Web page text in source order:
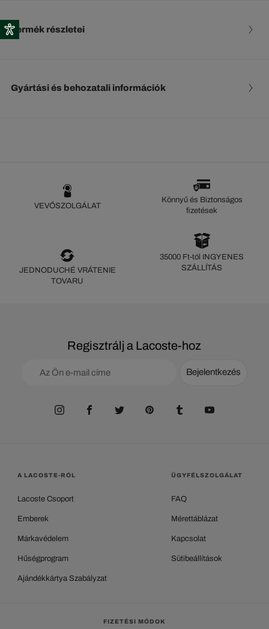
Termék részletei
Gyártási és behozatali információk
VEVŐSZOLGÁLAT
Könnyű és Biztonságos
fizetések
JEDNODUCHÉ VRÁTENIE
TOVARU
35000 Ft-tól INGYENES
SZÁLLÍTÁS
Regisztrálj a Lacoste-hoz
Bejelentkezés
A LACOSTE-RÓL
Lacoste Csoport
Emberek
Márkavédelem
Hűségprogram
Ajándékkártya Szabályzat
ÜGYFÉLSZOLGÁLAT
FAQ
Mérettáblázat
Kapcsolat
Sütibeállítások
FIZETÉSI MÓDOK